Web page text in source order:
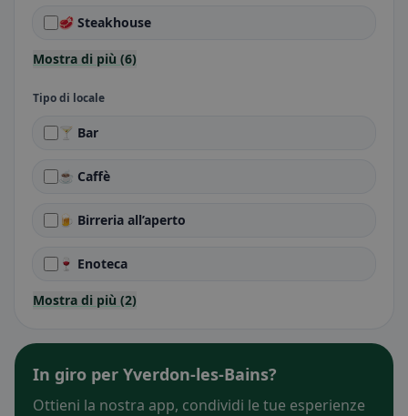
🥩 Steakhouse
Mostra di più (6)
Tipo di locale
🍸 Bar
☕ Caffè
🍺 Birreria all’aperto
🍷 Enoteca
Mostra di più (2)
In giro per Yverdon-les-Bains?
Ottieni la nostra app, condividi le tue esperienze